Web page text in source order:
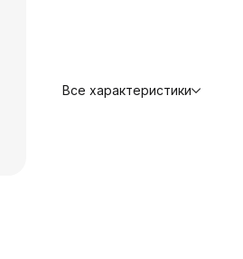
Все характеристики